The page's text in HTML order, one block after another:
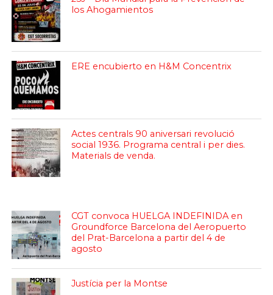
los Ahogamientos
ERE encubierto en H&M Concentrix
Actes centrals 90 aniversari revolució
social 1936. Programa central i per dies.
Materials de venda.
CGT convoca HUELGA INDEFINIDA en
Groundforce Barcelona del Aeropuerto
del Prat-Barcelona a partir del 4 de
agosto
Justícia per la Montse